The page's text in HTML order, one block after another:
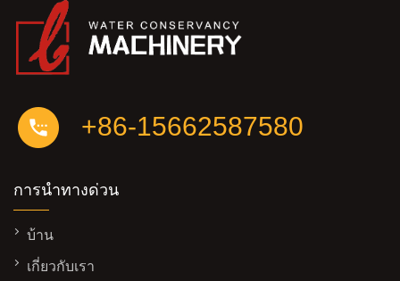
+86-15662587580
การนำทางด่วน
บ้าน
เกี่ยวกับเรา